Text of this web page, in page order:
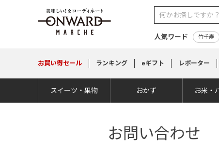
人気ワード 竹千寿
お買い得セール ランキング eギフト レポーター
スイーツ・果物 おかず お米・
お問い合わせ